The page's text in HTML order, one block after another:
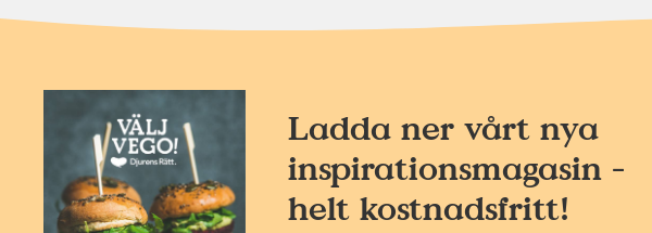
Ladda ner vårt nya
inspirationsmagasin -
helt kostnadsfritt!